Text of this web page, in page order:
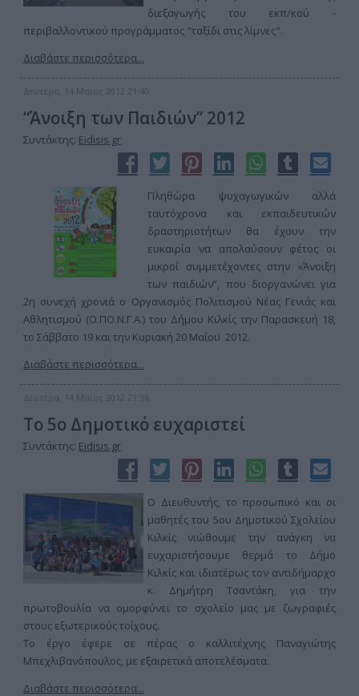
διεξαγωγής του εκπ/κού -
περιβαλλοντικού προγράμματος "ταξίδι στις λίμνες".
Διαβάστε περισσότερα...
Δευτέρα, 14 Μαϊος 2012 21:40
“Άνοιξη των Παιδιών” 2012
Συντάκτης: Eidisis.gr
Πληθώρα ψυχαγωγικών αλλά
ταυτόχρονα και εκπαιδευτικών
δραστηριοτήτων θα έχουν την
ευκαιρία να απολαύσουν φέτος οι
μικροί συμμετέχοντες στην «Άνοιξη
των παιδιών”, που διοργανώνει για
2η συνεχή χρονιά ο Οργανισμός Πολιτισμού Νέας Γενιάς και
Αθλητισμού (Ο.ΠΟ.Ν.Γ.Α.) του Δήμου Κιλκίς την Παρασκευή 18,
το Σάββατο 19 και την Κυριακή 20 Μαΐου 2012.
Διαβάστε περισσότερα...
Δευτέρα, 14 Μαϊος 2012 21:36
Το 5ο Δημοτικό ευχαριστεί
Συντάκτης: Eidisis.gr
Ο Διευθυντής, το προσωπικό και οι
μαθητές του 5ου Δημοτικού Σχολείου
Κιλκίς νιώθουμε την ανάγκη να
ευχαριστήσουμε θερμά το Δήμο
Κιλκίς και ιδιατέρως τον αντιδήμαρχο
κ. Δημήτρη Τσαντάκη, για την
πρωτοβουλία να ομορφύνει το σχολείο μας με ζωγραφιές
στους εξωτερικούς τοίχους.
Το έργο έφερε σε πέρας ο καλλιτέχνης Παναγιώτης
Μπεχλιβανόπουλος, με εξαιρετικά αποτελέσματα.
Διαβάστε περισσότερα...